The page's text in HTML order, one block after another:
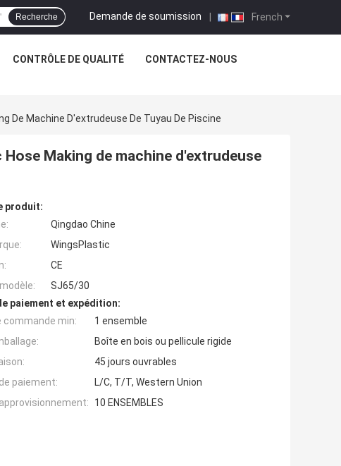
French
Demande de soumission |
Recherche
CONTRÔLE DE QUALITÉ CONTACTEZ-NOUS
De Machine D'extrudeuse De Tuyau De Piscine
Making de machine d'extrudeuse
produit:
Qingdao Chine
WingsPlastic
CE
SJ65/30
paiement et expédition:
commande min:
1 ensemble
Boîte en bois ou pellicule rigide
45 jours ouvrables
paiement:
L/C, T/T, Western Union
10 ENSEMBLES